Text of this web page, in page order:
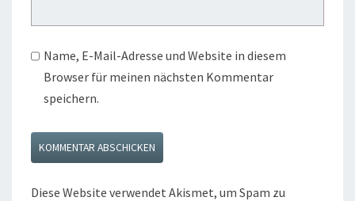
Name, E-Mail-Adresse und Website in diesem
Browser für meinen nächsten Kommentar
speichern.
Diese Website verwendet Akismet, um Spam zu